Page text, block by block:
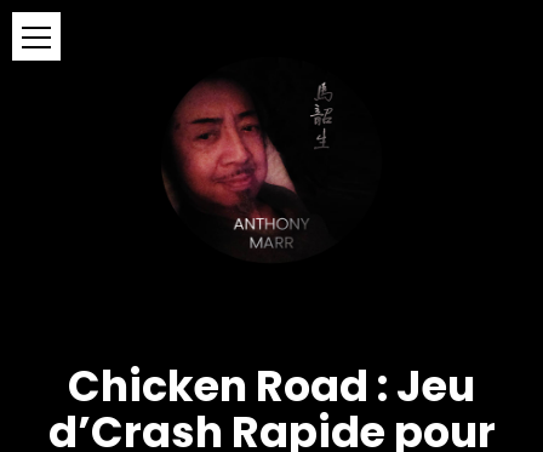
Chicken Road : Jeu
d’Crash Rapide pour